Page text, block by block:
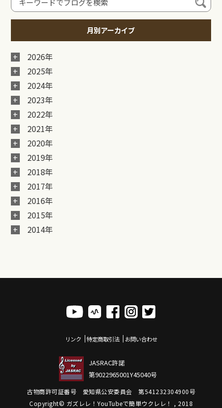
月別アーカイブ
2026年
2025年
2024年
2023年
2022年
2021年
2020年
2019年
2018年
2017年
2016年
2015年
2014年
リンク 特定商取引法 お問い合わせ
JASRAC許諾
第9022965001Y45040号
古物商許可証番号 愛知県公安委員会 第541232304900号
Copyright© ガズレレ！YouTubeで簡単ウクレレ！ , 2018